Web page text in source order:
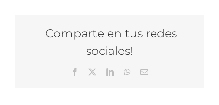
¡Comparte en tus redes
sociales!
Facebook LinkedInWhatsApp
Correo